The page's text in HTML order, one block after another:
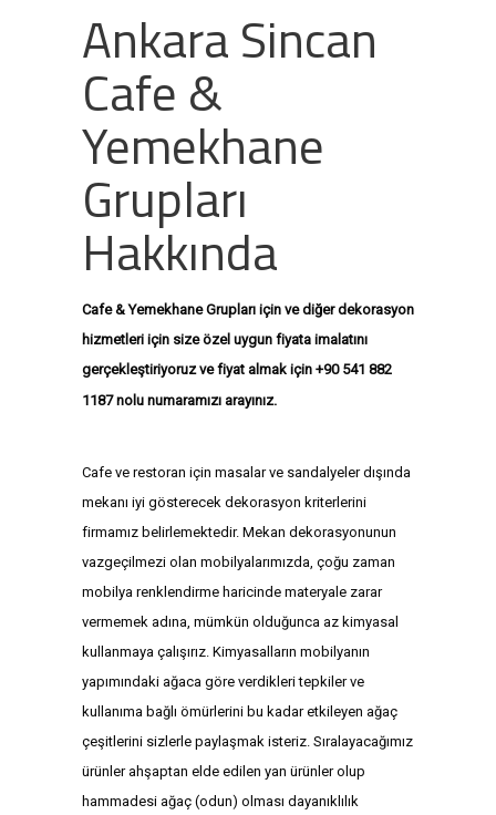
Ankara Sincan
Cafe &
Yemekhane
Grupları
Hakkında
Cafe & Yemekhane Grupları için ve diğer dekorasyon
hizmetleri için size özel uygun fiyata imalatını
gerçekleştiriyoruz ve fiyat almak için +90 541 882
1187 nolu numaramızı arayınız.
Cafe ve restoran için masalar ve sandalyeler dışında
mekanı iyi gösterecek dekorasyon kriterlerini
firmamız belirlemektedir. Mekan dekorasyonunun
vazgeçilmezi olan mobilyalarımızda, çoğu zaman
mobilya renklendirme haricinde materyale zarar
vermemek adına, mümkün olduğunca az kimyasal
kullanmaya çalışırız. Kimyasalların mobilyanın
yapımındaki ağaca göre verdikleri tepkiler ve
kullanıma bağlı ömürlerini bu kadar etkileyen ağaç
çeşitlerini sizlerle paylaşmak isteriz. Sıralayacağımız
ürünler ahşaptan elde edilen yan ürünler olup
hammadesi ağaç (odun) olması dayanıklılık